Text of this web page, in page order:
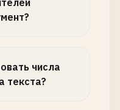
числа
текста?